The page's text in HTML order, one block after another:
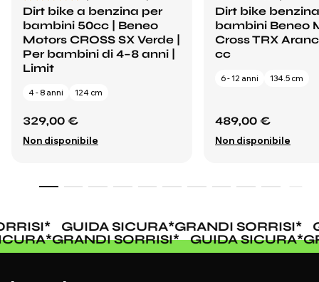
Dirt bike a benzina per
bambini 50cc | Beneo
Motors CROSS SX Verde |
Per bambini di 4–8 anni |
Limit
4 - 8 anni 124 cm
329,00 €
Non disponibile
Dirt bike
bambini Beneo
Cross TRX
cc
6 - 12 anni 134.5 cm
489,00 €
Non disponibile
* GUIDA SICURA*GRANDI SORRISI*
*GRANDI SORRISI* GUIDA SICURA*